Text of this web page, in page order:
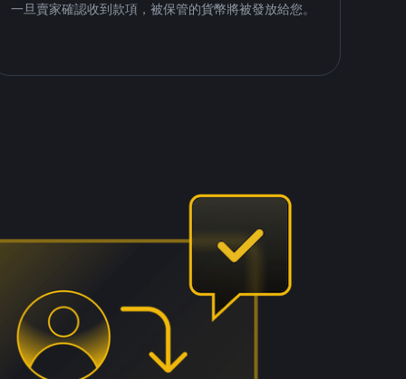
一旦賣家確認收到款項，被保管的貨幣將被發放給您。